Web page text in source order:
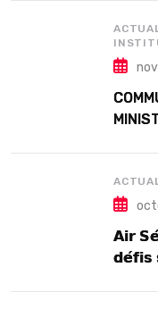
𝗔𝗶𝗿